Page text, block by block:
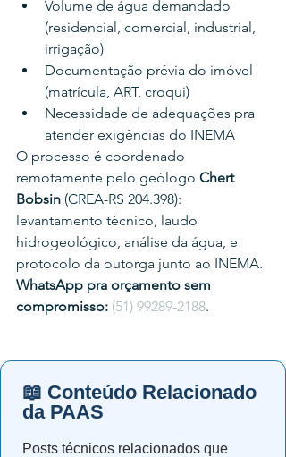
Volume de água demandado
(residencial, comercial, industrial,
irrigação)
Documentação prévia do imóvel
(matrícula, ART, croqui)
Necessidade de adequações pra
atender exigências do INEMA
O processo é coordenado
remotamente pelo geólogo Chert
Bobsin (CREA-RS 204.398):
levantamento técnico, laudo
hidrogeológico, análise da água, e
protocolo da outorga junto ao INEMA.
WhatsApp pra orçamento sem
compromisso: (51) 99289-2188.
📖 Conteúdo Relacionado
da PAAS
Posts técnicos relacionados que